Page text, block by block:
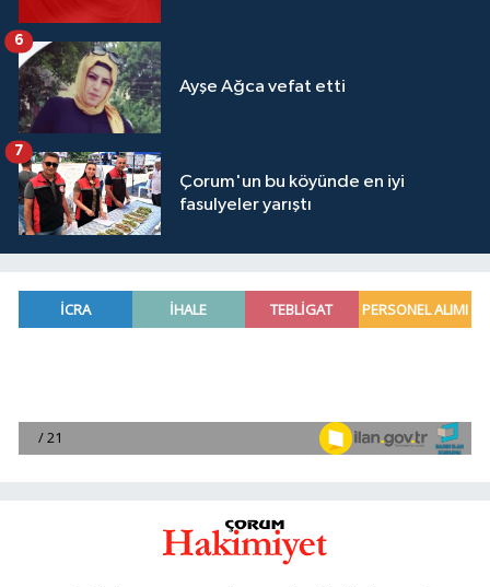
Ayşe Ağca vefat etti
6
Çorum'un bu köyünde en iyi
fasulyeler yarıştı
7